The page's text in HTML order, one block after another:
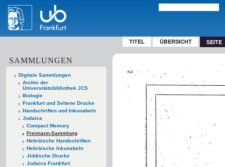
TITEL ÜBERSICHT SEITE
SAMMLUNGEN
Digitale Sammlungen
Archiv der
Universitätsbibliothek JCS
Biologie
Frankfurt und Seltene Drucke
Handschriften und Inkunabeln
Judaica
Compact Memory
Freimann-Sammlung
Hebräische Handschriften
Hebräische Inkunabeln
Jiddische Drucke
Judaica Frankfurt